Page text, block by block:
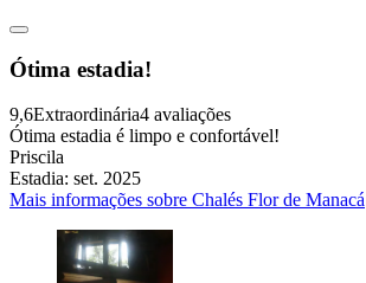
Ótima estadia!
9,6Extraordinária4 avaliações
Ótima estadia é limpo e confortável!
Priscila
Estadia: set. 2025
Mais informações sobre Chalés Flor de Manacá